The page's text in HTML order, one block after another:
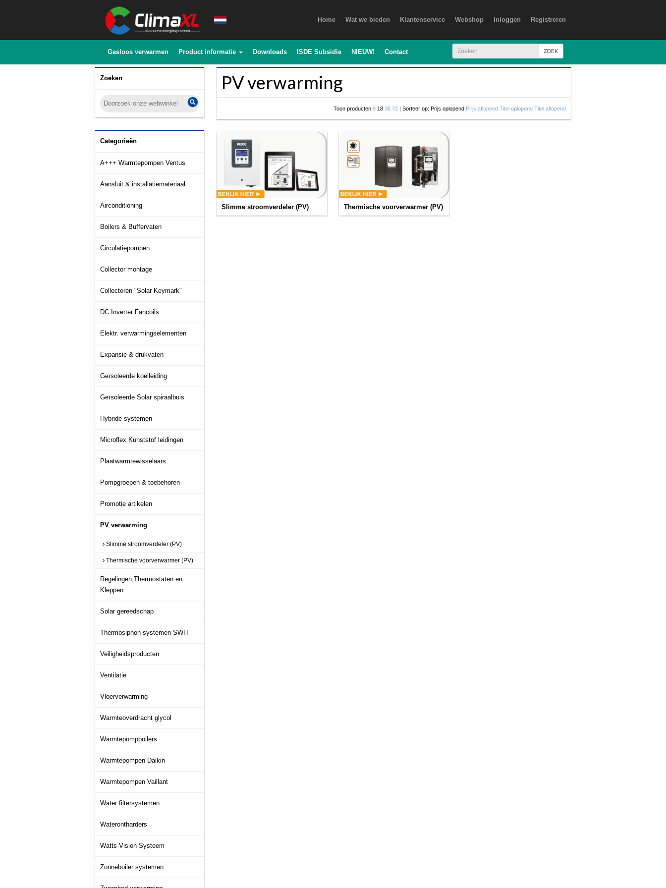
Home Wat we bieden Klantenservice Webshop Inloggen Registreren
Gasloos verwarmen Product informatie Downloads ISDE Subsidie NIEUW! Contact ZOEK
Zoeken
Categorieën
A+++ Warmtepompen Ventus
Aansluit & installatiemateriaal
Airconditioning
Boilers & Buffervaten
Circulatiepompen
Collector montage
Collectoren "Solar Keymark"
DC Inverter Fancoils
Elektr. verwarmingselementen
Expansie & drukvaten
Geïsoleerde koelleiding
Geïsoleerde Solar spiraalbuis
Hybride systemen
Microflex Kunststof leidingen
Plaatwarmtewisselaars
Pompgroepen & toebehoren
Promotie artikelen
PV verwarming
Slimme stroomverdeler (PV)
Thermische voorverwarmer (PV)
Regelingen,Thermostaten en
Kleppen
Solar gereedschap
Thermosiphon systemen SWH
Veiligheidsproducten
Ventilatie
Vloerverwarming
Warmteoverdracht glycol
Warmtepompboilers
Warmtepompen Daikin
Warmtepompen Vaillant
Water filtersystemen
Waterontharders
Watts Vision Systeem
Zonneboiler systemen
PV verwarming
Toon producten 9 18 36 72 | Sorteer op: Prijs oplopend Prijs aflopend Titel oplopend Titel aflopend
Slimme stroomverdeler (PV) Thermische voorverwarmer (PV)